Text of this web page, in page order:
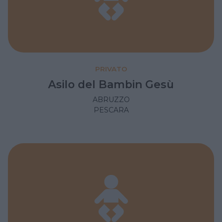
PRIVATO
Asilo del Bambin Gesù
ABRUZZO
PESCARA